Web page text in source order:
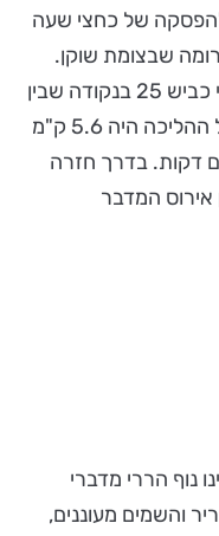
של כחצי שעה
שבצומת שוקן.
המסלול מעגלי, מתחיל ונגמר בשולי כביש 25 בנקודה שבין
דימונה לצומת הערבה. אורך מסלול ההליכה היה 5.6 ק"מ
דקות. בדרך חזרה
המדבר
נוף הררי מדברי
והשמים מעוננים,